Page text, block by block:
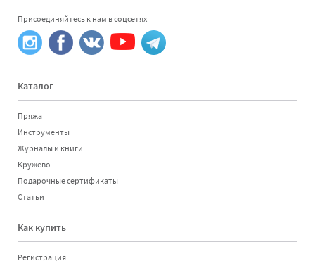
Присоединяйтесь к нам в соцсетях
Каталог
Пряжа
Инструменты
Журналы и книги
Кружево
Подарочные сертификаты
Статьи
Как купить
Регистрация